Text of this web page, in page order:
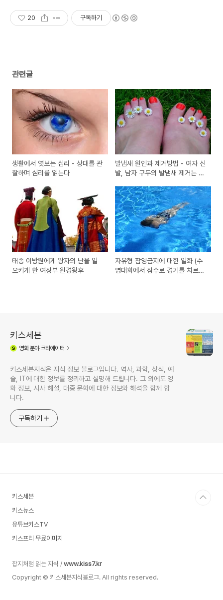
20 구독하기
관련글
생활에서 엿보는 심리 - 상대를 관
찰하며 심리를 읽는다
발냄새 원인과 제거방법 - 여자 신
발, 남자 구두의 발냄새 제거는 땀
태종 이방원에게 왕자의 난을 일
으키게 한 여장부 원경왕후
자유형 잠영금지에 대한 일화 (수
영대회에서 잠수로 경기를 치르면
키스세븐
영화분야 크리에이터
키스세븐지식은 지식 정보 블로그입니다. 역사, 과학, 상식, 예
술, IT에 대한 정보를 정리하고 설명해 드립니다. 그 외에도 영
화 정보, 시사 해설, 대중 문화에 대한 정보와 해석을 함께 합
니다.
구독하기
키스세븐
키스뉴스
유튜브키스TV
키스프리 무료이미지
잡지처럼 읽는 지식 / www.kiss7.kr
Copyright © 키스세븐지식블로그. All rights reserved.